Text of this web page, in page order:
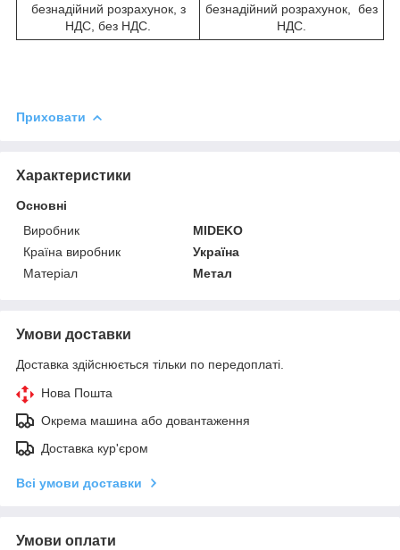
безнадійний розрахунок, з
НДС, без НДС.
безнадійний розрахунок, без
НДС.
Приховати
Характеристики
Основні
Виробник
MIDEKO
Країна виробник
Україна
Матеріал
Метал
Умови доставки
Доставка здійснюється тільки по передоплаті.
Нова Пошта
Окрема машина або довантаження
Доставка кур'єром
Всі умови доставки
Умови оплати